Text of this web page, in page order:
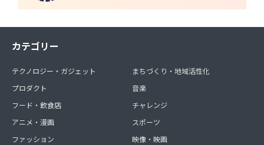
カテゴリー
テクノロジー・ガジェット
プロダクト
フード・飲食店
アニメ・漫画
ファッション
まちづくり・地域活性化
音楽
チャレンジ
スポーツ
映像・映画